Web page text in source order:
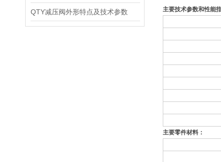
QTY减压阀外形特点及技术参数 主要技术参数和性能
主要零件材料：